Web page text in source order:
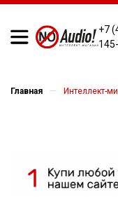
+7
Главная — Интеллект-